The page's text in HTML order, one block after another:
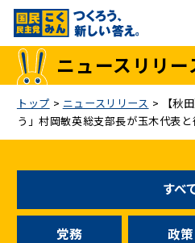
国民民主党トップ
議員
候補者公募
ニュースリリー
トップ > ニュースリリース >
【秋
う」村岡敏英総支部長が玉木代表と
すべ
党務 政策